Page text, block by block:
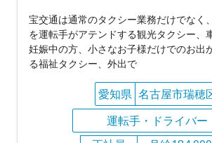
宝交通は通常のタクシー業務だけでなく
を運転手がアテンドする観光タクシー、
妊娠中の方、小さなお子様だけでのお出
る福祉タクシー、外出で
愛知県 名古屋市瑞穂
運転手・ドライバー